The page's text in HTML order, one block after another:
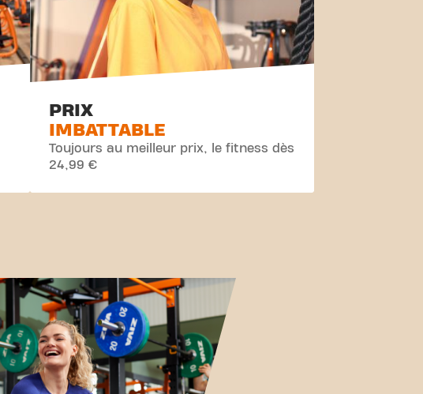
PRIX
IMBATTABLE
Toujours au meilleur prix, le fitness dès
24,99 €